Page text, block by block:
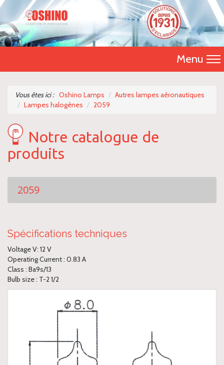
Menu
Présentation
Catalogue 2026
Vous êtes ici : Oshino Lamps
Autres lampes aéronautiques
Lampes halogènes
2059
Notre catalogue de
produits
2059
Spécifications techniques
Voltage V: 12 V
Operating Current : 0.83 A
Class : Ba9s/13
Bulb size : T-2 1/2